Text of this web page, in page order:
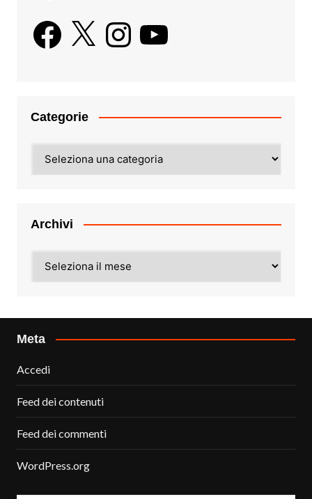
Facebook
X InstagramYouTube
Categorie
Archivi
Meta
Accedi
Feed dei contenuti
Feed dei commenti
WordPress.org